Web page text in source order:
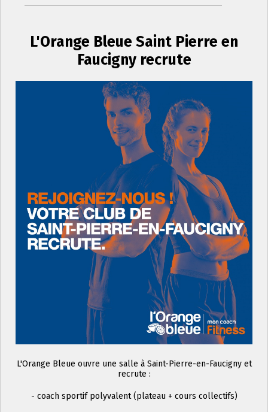
L'Orange Bleue Saint Pierre en
Faucigny recrute
L'Orange Bleue ouvre une salle à Saint-Pierre-en-Faucigny et
recrute :
- coach sportif polyvalent (plateau + cours collectifs)